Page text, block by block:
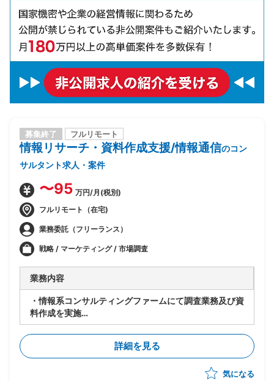
募集終了 フルリモート
情報リサーチ・資料作成支援/情報通信のコン
サルタント求人・案件
〜95 万円/月(税別)
フルリモート（在宅)
業務委託（フリーランス）
戦略 / マーケティング / 市場調査
業務内容
・情報系コンサルティングファームにて調査業務及び資
料作成を実施
・MTGや報告会に向けた資料作成
・デスクトップベースでの海外の調査(調査対象はほぼ
※PMの下での稼働を想定
詳細を見る
気になる